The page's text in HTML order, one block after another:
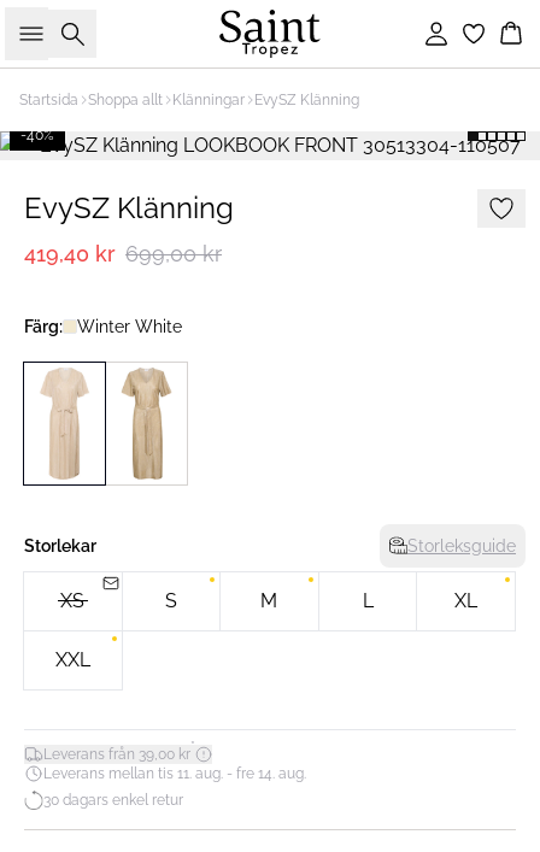
Sök Logga in
Startsida Shoppa allt Klänningar EvySZ Klänning
-40%
EvySZ Klänning
419,40 kr 699,00 kr
Färg: Winter White
Storlekar Storleksguide
XS S M L XL
XXL
Leverans från 39,00 kr*
Leverans mellan tis 11. aug. - fre 14. aug.
30 dagars enkel retur